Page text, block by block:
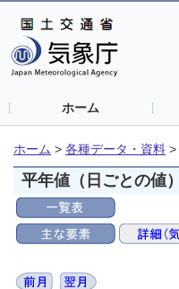
ホーム
ホーム > 各種データ・資料 >
平年値（日ごとの値）